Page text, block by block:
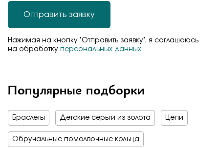
Отправить заявку
Нажимая на кнопку "Отправить заявку", я соглашаюсь
на обработку персональных данных
Популярные подборки
Браслеты Детские серьги из золота Цепи
Обручальные помолвочные кольца